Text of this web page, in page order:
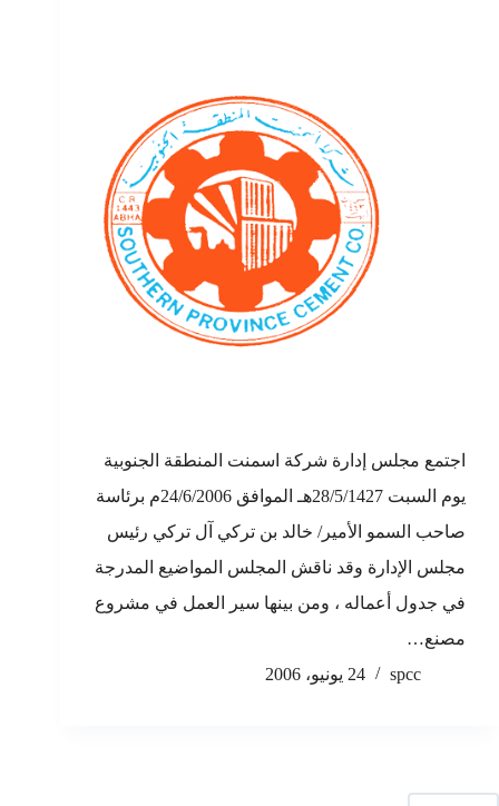
اجتمع مجلس إدارة شركة اسمنت المنطقة الجنوبية
يوم السبت 28/5/1427هـ الموافق 24/6/2006م برئاسة
صاحب السمو الأمير/ خالد بن تركي آل تركي رئيس
مجلس الإدارة وقد ناقش المجلس المواضيع المدرجة
في جدول أعماله ، ومن بينها سير العمل في مشروع
مصنع…
spcc
24 يونيو، 2006